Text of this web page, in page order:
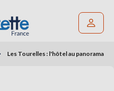
Les Tourelles : l'hôtel au panorama